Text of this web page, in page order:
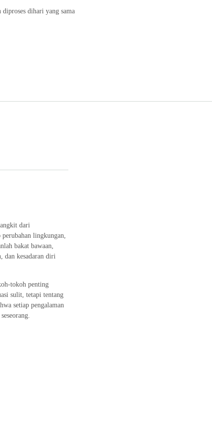
diproses dihari yang sama
dari
lingkungan,
bakat bawaan,
dan kesadaran diri
tokoh penting
sulit, tetapi tentang
setiap pengalaman